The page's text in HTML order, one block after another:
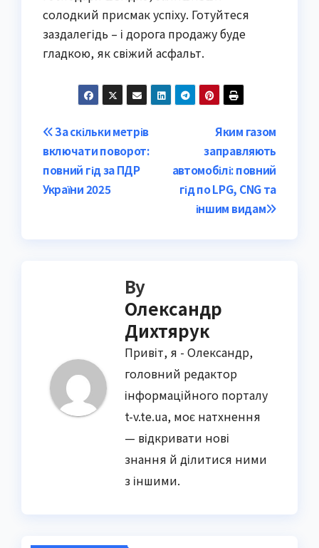
солодкий присмак успіху. Готуйтеся
заздалегідь – і дорога продажу буде
гладкою, як свіжий асфальт.
Post
navigation
Яким газом
заправляють
автомобілі: повний
гід по LPG, CNG та
іншим видам
За скільки метрів
включати поворот:
повний гід за ПДР
України 2025
By
Олександр
Дихтярук
Привіт, я - Олександр,
головний редактор
інформаційного порталу
t-v.te.ua, моє натхнення
— відкривати нові
знання й ділитися ними
з іншими.